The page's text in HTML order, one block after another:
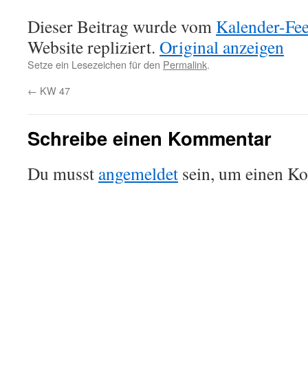
Dieser Beitrag wurde vom Kalender-
Website repliziert. Original anzeigen
Setze ein Lesezeichen für den Permalink.
← KW 47
Schreibe einen Kommentar
Du musst angemeldet sein, um einen